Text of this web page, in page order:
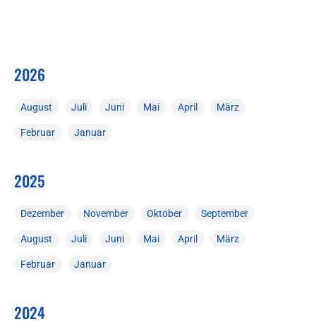
2026
August Juli Juni Mai April März
Februar Januar
2025
Dezember November Oktober September
August Juli Juni Mai April März
Februar Januar
2024